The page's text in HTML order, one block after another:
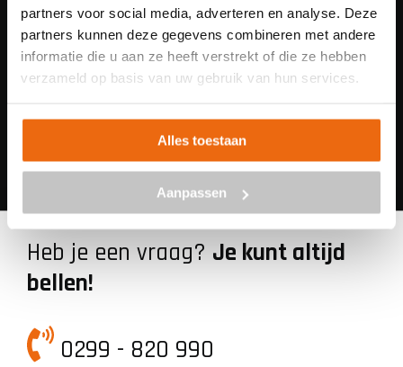
partners voor social media, adverteren en analyse. Deze
partners kunnen deze gegevens combineren met andere
informatie die u aan ze heeft verstrekt of die ze hebben
verzameld op basis van uw gebruik van hun services.
Alles toestaan
Aanpassen
betoncentrales in
Nederland
Heb je een vraag? Je kunt altijd
bellen!
0299 - 820 990